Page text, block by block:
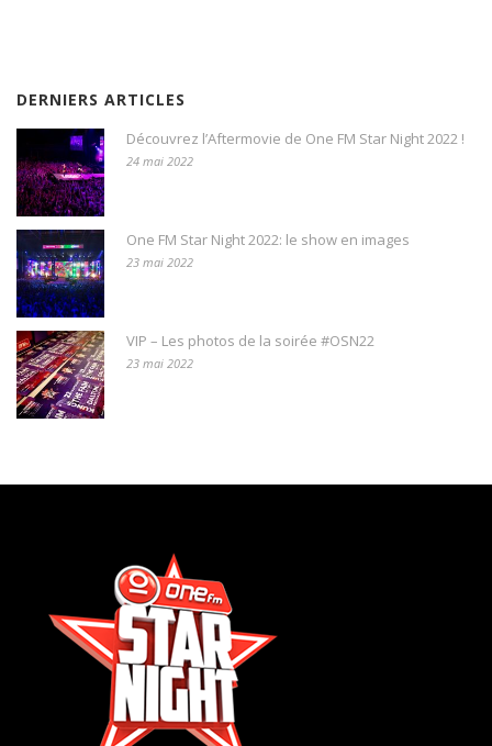
DERNIERS ARTICLES
Découvrez l’Aftermovie de One FM Star Night 2022 !
24 mai 2022
One FM Star Night 2022: le show en images
23 mai 2022
VIP – Les photos de la soirée #OSN22
23 mai 2022